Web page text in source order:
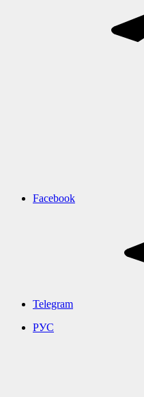
Facebook
Telegram
РУС